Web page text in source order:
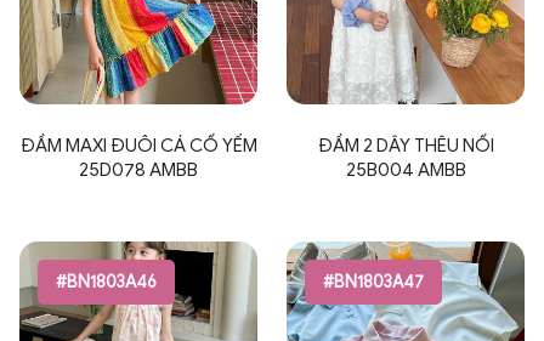
ĐẦM MAXI ĐUÔI CÁ CỔ YẾM
25D078 AMBB
ĐẦM 2 DÂY THÊU NỔI
25B004 AMBB
#BN1803A46 #BN1803A47